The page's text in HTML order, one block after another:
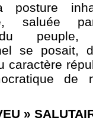
saluée
se posait,
caractère
de
»